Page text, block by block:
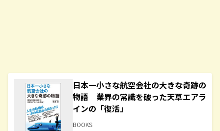
日本一小さな航空会社の大きな奇跡の
物語 業界の常識を破った天草エアラ
インの「復活」
BOOKS